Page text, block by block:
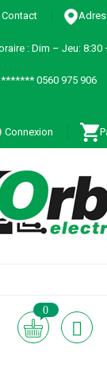
Contact
: Dim – Jeu: 8:30
******* 0560 975 906
Connexion
0